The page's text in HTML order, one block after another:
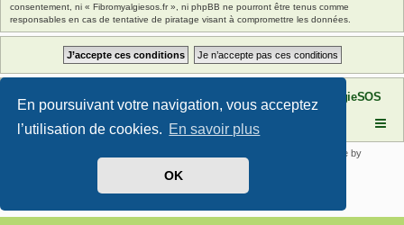
En poursuivant votre navigation, vous acceptez
l’utilisation de cookies. En savoir plus
OK
consentement, ni « Fibromyalgiesos.fr », ni phpBB ne pourront être tenus comme
responsables en cas de tentative de piratage visant à compromettre les données.
Site FibromyalgieSOS Forum de l'association FibromyalgieSOS
® Forum Software © phpBB Limited | SE Square by
Traduit par